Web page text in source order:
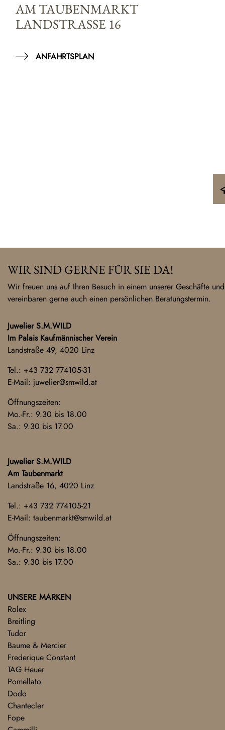
AM TAUBENMARKT
LANDSTRASSE 16
ANFAHRTSPLAN
WIR SIND GERNE FÜR SIE DA!
Wir freuen uns auf Ihren Besuch in einem unserer Geschäfte und
vereinbaren gerne auch einen persönlichen Beratungstermin.
Juwelier S.M.WILD
Im Palais Kaufmännischer Verein
Landstraße 49, 4020 Linz
Tel.: +43 732 774105-31
E-Mail: juwelier@smwild.at
Öffnungszeiten:
Mo.-Fr.: 9.30 bis 18.00
Sa.: 9.30 bis 17.00
Juwelier S.M.WILD
Am Taubenmarkt
Landstraße 16, 4020 Linz
Tel.: +43 732 774105-21
E-Mail: taubenmarkt@smwild.at
Öffnungszeiten:
Mo.-Fr.: 9.30 bis 18.00
Sa.: 9.30 bis 17.00
UNSERE MARKEN
Rolex
Breitling
Tudor
Baume & Mercier
Frederique Constant
TAG Heuer
Pomellato
Dodo
Chantecler
Fope